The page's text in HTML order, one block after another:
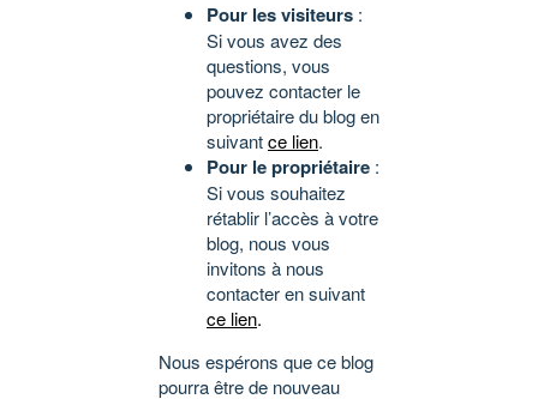
Pour les visiteurs :
Si vous avez des
questions, vous
pouvez contacter le
propriétaire du blog en
suivantce lien.
Pour le propriétaire :
Si vous souhaitez
rétablir l’accès à votre
blog, nous vous
invitons à nous
contacter en suivant
ce lien.
Nous espérons que ce blog
pourra être de nouveau